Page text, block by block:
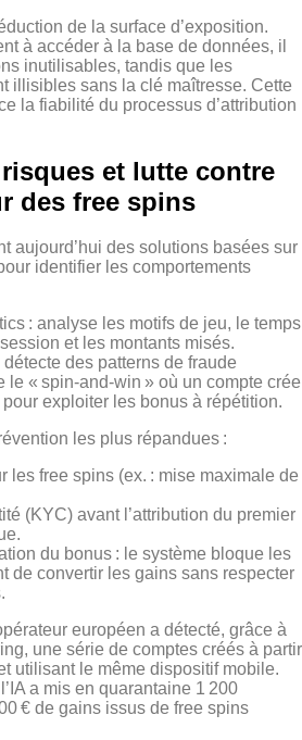
de la surface d’exposition.
à accéder à la base de données, il
inutilisables, tandis que les
illisibles sans la clé maîtresse. Cette
la fiabilité du processus d’attribution
et lutte contre
des free spins
aujourd’hui des solutions basées sur
identifier les comportements
: analyse les motifs de jeu, le temps
et les montants misés.
des patterns de fraude
le « spin‑and‑win » où un compte crée
exploiter les bonus à répétition.
les plus répandues :
les free spins (ex. : mise maximale de
(KYC) avant l’attribution du premier
du bonus : le système bloque les
de convertir les gains sans respecter
européen a détecté, grâce à
une série de comptes créés à partir
utilisant le même dispositif mobile.
a mis en quarantaine 1 200
€ de gains issus de free spins